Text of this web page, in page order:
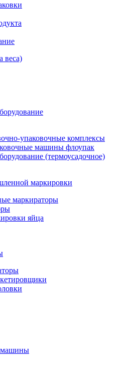
веса)
упаковочные комплексы
машины флоупак
(термоусадочное)
маркировки
маркираторы
яйца
машины